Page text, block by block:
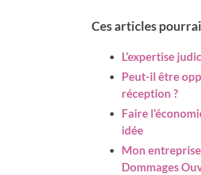
Ces articles
L’expertise
Peut-il être
réception ?
Faire
idée
Mon
Dommages